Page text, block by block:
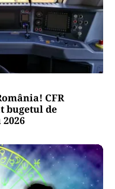
CFR
bugetul de